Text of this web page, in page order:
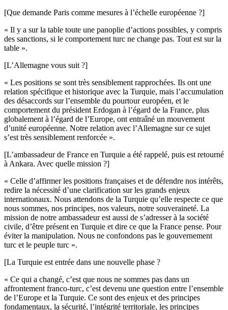
[Que demande Paris comme mesures à l’échelle européenne ?]
« Il y a sur la table toute une panoplie d’actions possibles, y compris
des sanctions, si le comportement turc ne change pas. Tout est sur la
table ».
[L’Allemagne vous suit ?]
« Les positions se sont très sensiblement rapprochées. Ils ont une
relation spécifique et historique avec la Turquie, mais l’accumulation
des désaccords sur l’ensemble du pourtour européen, et le
comportement du président Erdogan à l’égard de la France, plus
globalement à l’égard de l’Europe, ont entraîné un mouvement
d’unité européenne. Notre relation avec l’Allemagne sur ce sujet
s’est très sensiblement renforcée ».
[L’ambassadeur de France en Turquie a été rappelé, puis est retourné
à Ankara. Avec quelle mission ?]
« Celle d’affirmer les positions françaises et de défendre nos intérêts,
redire la nécessité d’une clarification sur les grands enjeux
internationaux. Nous attendons de la Turquie qu’elle respecte ce que
nous sommes, nos principes, nos valeurs, notre souveraineté. La
mission de notre ambassadeur est aussi de s’adresser à la société
civile, d’être présent en Turquie et dire ce que la France pense. Pour
éviter la manipulation. Nous ne confondons pas le gouvernement
turc et le peuple turc ».
[La Turquie est entrée dans une nouvelle phase ?
« Ce qui a changé, c’est que nous ne sommes pas dans un
affrontement franco-turc, c’est devenu une question entre l’ensemble
de l’Europe et la Turquie. Ce sont des enjeux et des principes
fondamentaux, la sécurité, l’intégrité territoriale, les principes